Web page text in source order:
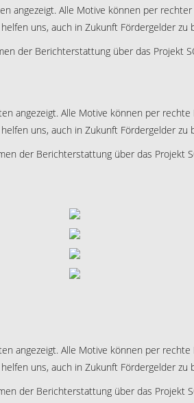
angezeigt. Alle Motive können per
uns, auch in Zukunft Fördergelder zu
der Berichterstattung über das Projekt
angezeigt. Alle Motive können per
uns, auch in Zukunft Fördergelder zu
der Berichterstattung über das Projekt
angezeigt. Alle Motive können per
uns, auch in Zukunft Fördergelder zu
der Berichterstattung über das Projekt